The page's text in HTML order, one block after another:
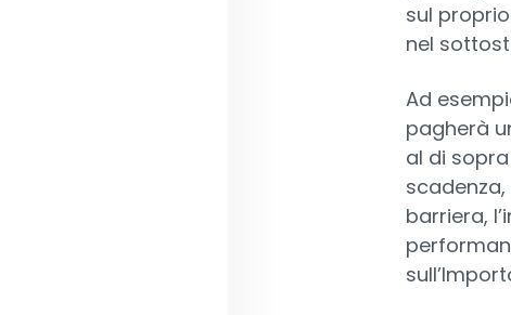
sul
nel
Ad
pagherà
al di
barriera,